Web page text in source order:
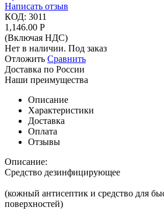
Написать отзыв
КОД: 3011
1,146.00 Р
(Включая НДС)
Нет в наличии. Под заказ
Отложить Сравнить
Доставка по России
Наши преимущества
Описание
Характеристики
Доставка
Оплата
Отзывы
Описание:
Средство дезинфицирующее
(кожный антисептик и средство для
поверхностей)